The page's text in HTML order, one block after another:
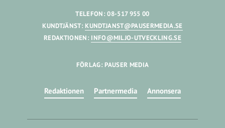
TELEFON: 08-517 955 00
KUNDTJÄNST: KUNDTJANST@PAUSERMEDIA.SE
REDAKTIONEN: INFO@MILJO-UTVECKLING.SE
FÖRLAG: PAUSER MEDIA
Redaktionen Partnermedia Annonsera